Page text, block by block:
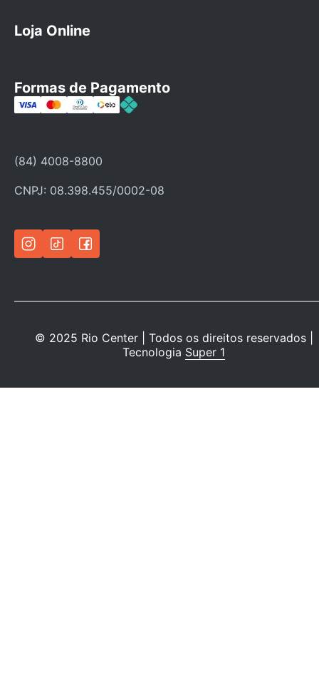
Cartão Rio Center
Dúvidas Frequentes
Loja Online
Categorias
Ofertas
Política de privacidade
Formas de Pagamento
(84) 4008-8800
CNPJ: 08.398.455/0002-08
© 2025 Rio Center | Todos os direitos reservados |
Tecnologia Super 1